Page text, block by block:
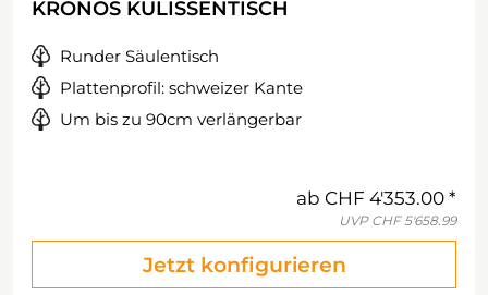
KRONOS KULISSENTISCH
Runder Säulentisch
Plattenprofil: schweizer Kante
Um bis zu 90cm verlängerbar
ab CHF 4'353.00
UVP CHF 5'658.99
Jetzt konfigurieren